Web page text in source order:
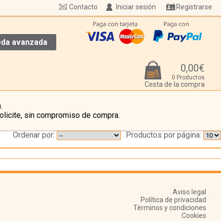
Iniciar sesión Registrarse
Contacto
avanzada
0,00€
0 Productos
Cesta de la compra
sin compromiso de compra.
Productos por página:
Ordenar por:
Aviso legal
Política de privacidad
Términos y condiciones
Cookies